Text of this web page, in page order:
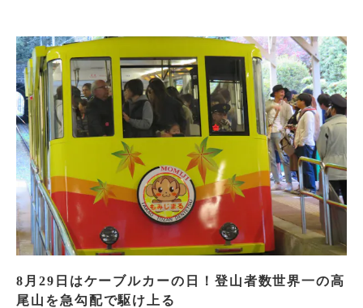
8月29日はケーブルカーの日！登山者数世界一の高
尾山を急勾配で駆け上る